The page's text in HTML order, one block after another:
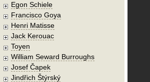
Egon Schiele
Francisco Goya
Henri Matisse
Jack Kerouac
Toyen
William Seward Burroughs
Josef Čapek
Jindřich Štýrský